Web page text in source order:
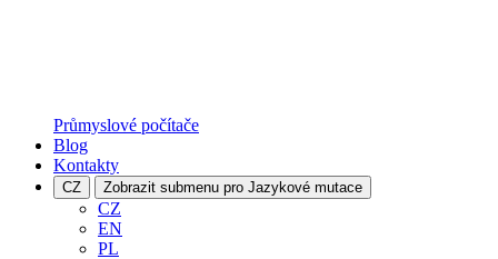
Průmyslové počítače
Blog
Kontakty
CZ Zobrazit submenu pro Jazykové mutace
CZ
EN
PL